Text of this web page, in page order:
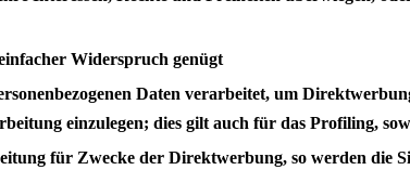
Widerspruch genügt
Daten verarbeitet, um
einzulegen; dies gilt auch für das Profiling,
für Zwecke der Direktwerbung, so werden die